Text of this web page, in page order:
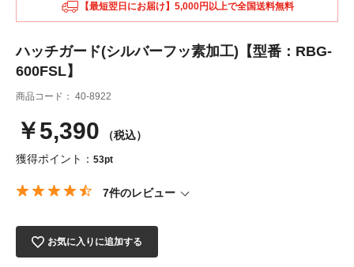
【最短翌日にお届け】5,000円以上で全国送料無料
ハッチガード(シルバーフッ素加工)【型番：RBG-
600FSL】
商品コード： 40-8922
￥5,390 （税込）
獲得ポイント： 53pt
7件のレビュー
お気に入りに追加する